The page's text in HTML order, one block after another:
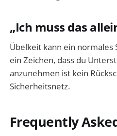
„Ich muss das
Übelkeit kann ein normales
ein Zeichen, dass du
anzunehmen ist kein
Sicherheitsnetz.
Frequently